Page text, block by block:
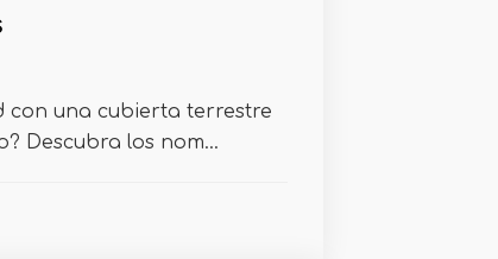
con una cubierta terrestre
Descubra los nom...